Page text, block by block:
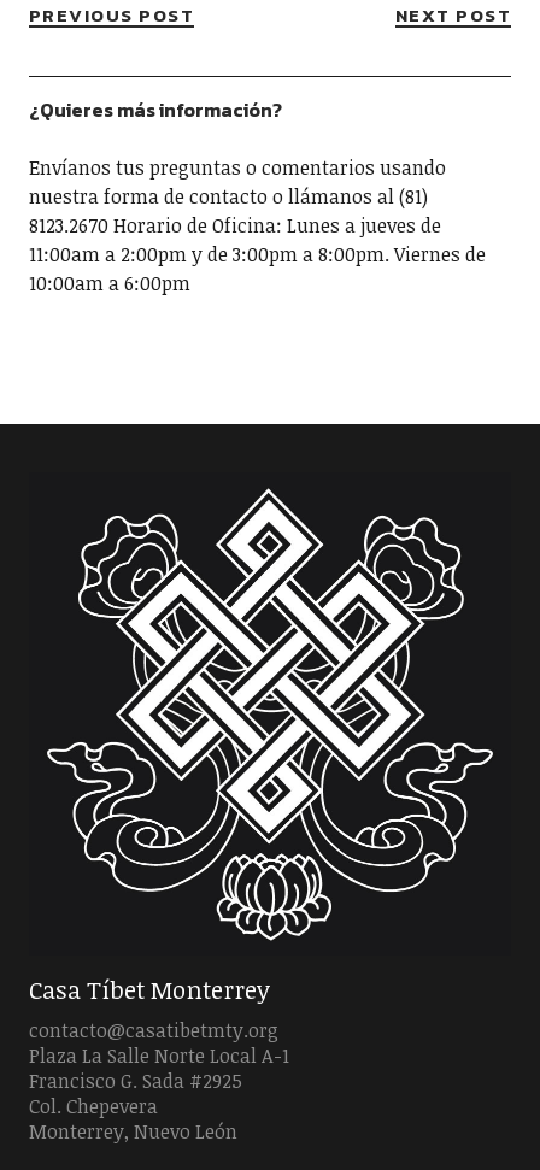
PREVIOUS POST NEXT POST
¿Quieres más información?
Envíanos tus preguntas o comentarios usando
nuestra forma de contacto o llámanos al (81)
8123.2670 Horario de Oficina: Lunes a jueves de
11:00am a 2:00pm y de 3:00pm a 8:00pm. Viernes de
10:00am a 6:00pm
Casa Tíbet Monterrey
contacto@casatibetmty.org
Plaza La Salle Norte Local A-1
Francisco G. Sada #2925
Col. Chepevera
Monterrey, Nuevo León